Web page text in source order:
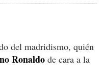
del madridismo, quién
Ronaldo de cara a la